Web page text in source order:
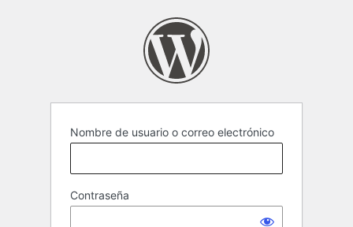
Nombre de usuario o correo electrónico
Contraseña